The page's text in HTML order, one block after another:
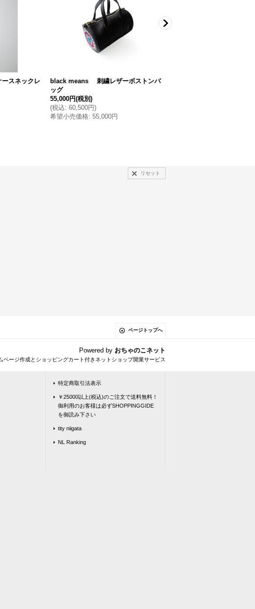
スネックレ
black means 刺繍レザーボストンバ
ッグ
55,000円(税別)
(税込: 60,500円)
希望小売価格: 55,000円
リセット
ページトップへ
Powered by おちゃのこネット
ページ作成とショッピングカート付きネットショップ開業サービス
特定商取引法表示
￥25000以上(税込)のご注文で送料無料！
御利用のお客様は必ずSHOPPINGGIDE
を御読み下さい
tity niigata
NL Ranking